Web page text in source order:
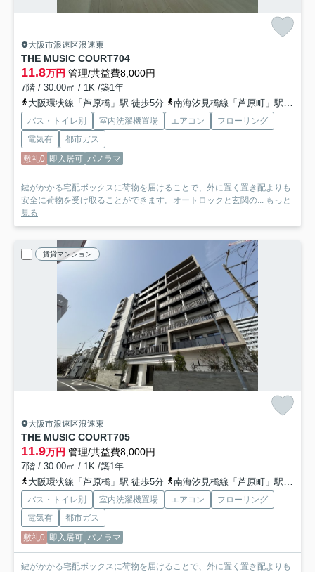
大阪市浪速区浪速東
THE MUSIC COURT704
11.8万円 管理/共益費8,000円
7階 / 30.00㎡ / 1K /築1年
大阪環状線「芦原橋」駅 徒歩5分
南海汐見橋線「芦原町」駅 徒歩8分
バス・トイレ別 室内洗濯機置場 エアコン
フローリング
電気有
都市ガス
敷礼0 即入居可 パノラマ
鍵がかかる宅配ボックスに荷物を届けることで、外に置く置き配よりも
安全に荷物を受け取ることができます。オートロックと玄関の...
もっと
見る
賃貸マンション
大阪市浪速区浪速東
THE MUSIC COURT705
11.9万円 管理/共益費8,000円
7階 / 30.00㎡ / 1K /築1年
大阪環状線「芦原橋」駅 徒歩5分
南海汐見橋線「芦原町」駅 徒歩8分
バス・トイレ別 室内洗濯機置場 エアコン
フローリング
電気有
都市ガス
敷礼0 即入居可 パノラマ
鍵がかかる宅配ボックスに荷物を届けることで、外に置く置き配よりも